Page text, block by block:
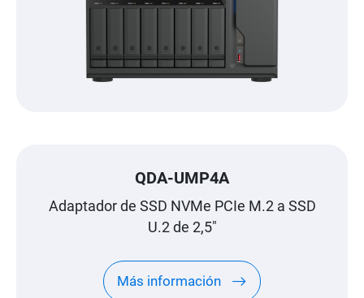
QDA-UMP4A
Adaptador de SSD NVMe PCIe M.2 a SSD
U.2 de 2,5"
Más información